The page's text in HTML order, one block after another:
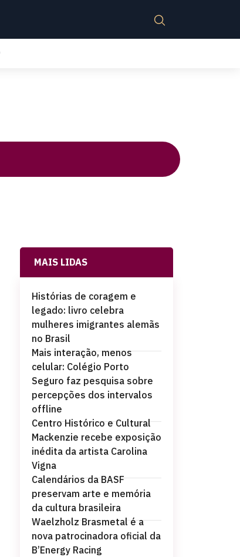
MAIS LIDAS
Histórias de coragem e
legado: livro celebra
mulheres imigrantes alemãs
no Brasil
Mais interação, menos
celular: Colégio Porto
Seguro faz pesquisa sobre
percepções dos intervalos
offline
Centro Histórico e Cultural
Mackenzie recebe exposição
inédita da artista Carolina
Vigna
Calendários da BASF
preservam arte e memória
da cultura brasileira
Waelzholz Brasmetal é a
nova patrocinadora oficial da
B’Energy Racing